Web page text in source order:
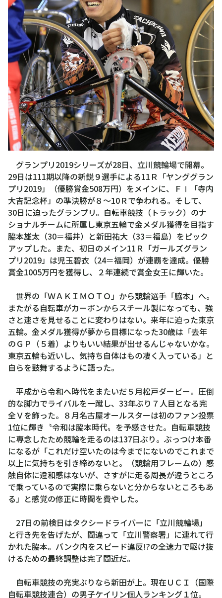
グランプリ2019シリーズが28日、立川競輪場で開幕。
29日は111期以降の新鋭９選手による11Ｒ「ヤンググラン
プリ2019」（優勝賞金508万円）をメインに、ＦⅠ「寺内
大吉記念杯」の準決勝が８～10Ｒで争われる。そして、
30日に迫ったグランプリ。自転車競技（トラック）のナ
ショナルチームに所属し東京五輪で金メダル獲得を目指す
脇本雄太（30＝福井）と新田祐大（33＝福島）をピック
アップした。また、初日のメイン11Ｒ「ガールズグラン
プリ2019」は児玉碧衣（24＝福岡）が連覇を達成。優勝
賞金1005万円を獲得し、２年連続で賞金女王に輝いた。
世界の「ＷＡＫＩＭＯＴＯ」から競輪選手「脇本」へ。
またがる自転車がカーボンからスチール製になっても、強
さと速さを見せることに変わりはない。来年に迫った東京
五輪。金メダル獲得が夢から目標になった30歳は「去年
のＧＰ（５着）よりもいい結果が出せるんじゃないかな。
東京五輪も近いし、気持ち自体はもの凄く入っている」と
自らを鼓舞するように語った。
平成から令和へ時代をまたいだ５月松戸ダービー。圧倒
的な脚力でライバルを一蹴し、33年ぶり７人目となる完
全Ｖを飾った。８月名古屋オールスターは初のファン投票
1位に輝き〝令和は脇本時代〟を予感させた。自転車競技
に専念したため競輪を走るのは137日ぶり。ぶっつけ本番
になるが「これだけ空いたのは今までにないのでこれまで
以上に気持ちを引き締めないと。（競輪用フレームの）感
触自体に違和感はないが、さすがに走る周長が違うところ
で乗っているので実際に乗らないと分からないところもあ
る」と感覚の修正に時間を費やした。
27日の前検日はタクシードライバーに「立川競輪場」
と行き先を告げたが、間違って「立川警察署」に連れて行
かれた脇本。バンク内をスピード違反!?の全速力で駆け抜
けるための最終調整は完了間近だ。
自転車競技の充実ぶりなら新田が上。現在ＵＣＩ（国際
自転車競技連合）の男子ケイリン個人ランキング１位。